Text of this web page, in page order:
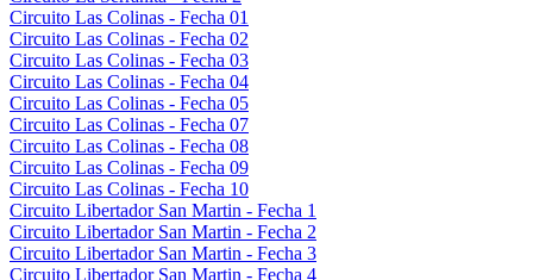
Circuito Las Colinas - Fecha 01
Circuito Las Colinas - Fecha 02
Circuito Las Colinas - Fecha 03
Circuito Las Colinas - Fecha 04
Circuito Las Colinas - Fecha 05
Circuito Las Colinas - Fecha 07
Circuito Las Colinas - Fecha 08
Circuito Las Colinas - Fecha 09
Circuito Las Colinas - Fecha 10
Circuito Libertador San Martin - Fecha 1
Circuito Libertador San Martin - Fecha 2
Circuito Libertador San Martin - Fecha 3
Circuito Libertador San Martin - Fecha 4